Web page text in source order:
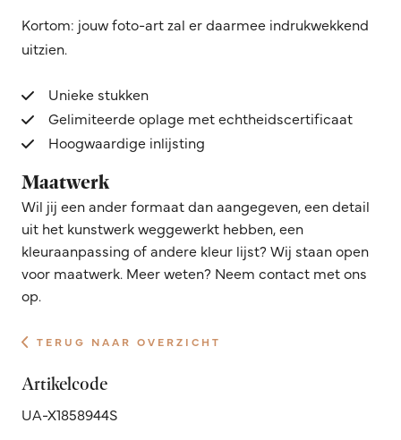
Kortom: jouw foto-art zal er daarmee indrukwekkend
uitzien.
Unieke stukken
Gelimiteerde oplage met echtheidscertificaat
Hoogwaardige inlijsting
Maatwerk
Wil jij een ander formaat dan aangegeven, een detail
uit het kunstwerk weggewerkt hebben, een
kleuraanpassing of andere kleur lijst? Wij staan open
voor maatwerk. Meer weten? Neem contact met ons
op.
TERUG NAAR OVERZICHT
Artikelcode
UA-X1858944S